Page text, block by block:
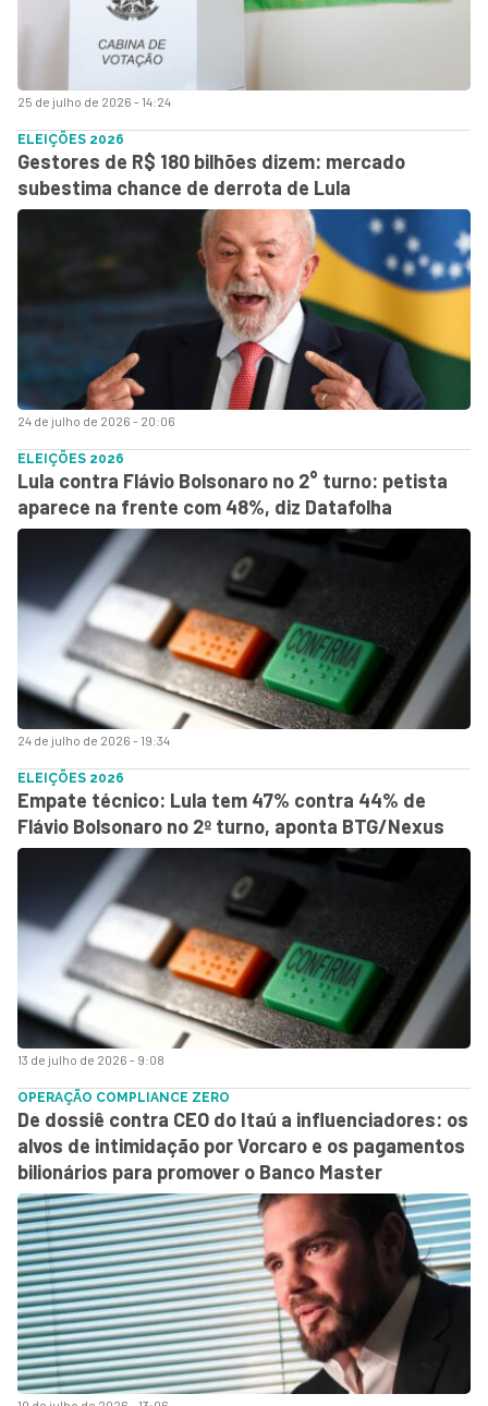
25 de julho de 2026 - 14:24
24 de julho de 2026 - 20:06
ELEIÇÕES 2026
Gestores de R$ 180 bilhões dizem: mercado
subestima chance de derrota de Lula
24 de julho de 2026 - 19:34
ELEIÇÕES 2026
Lula contra Flávio Bolsonaro no 2° turno: petista
aparece na frente com 48%, diz Datafolha
13 de julho de 2026 - 9:08
ELEIÇÕES 2026
Empate técnico: Lula tem 47% contra 44% de
Flávio Bolsonaro no 2º turno, aponta BTG/Nexus
OPERAÇÃO COMPLIANCE ZERO
De dossiê contra CEO do Itaú a influenciadores: os
alvos de intimidação por Vorcaro e os pagamentos
bilionários para promover o Banco Master